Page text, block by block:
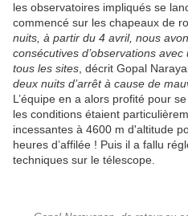
les observatoires impliqués se
commencé sur les chapeaux de
nuits, à partir du 4 avril, nous
consécutives d’observations
tous les sites, décrit Gopal
deux nuits d’arrêt à cause de
L’équipe en a alors profité pour
les conditions étaient
incessantes à 4600 m d'altitude
heures d’affilée ! Puis il a fallu
techniques sur le télescope.